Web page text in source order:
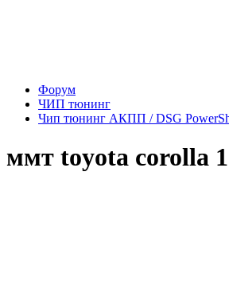
Форум
ЧИП тюнинг
Чип тюнинг АКПП / DSG
ммт toyota corolla